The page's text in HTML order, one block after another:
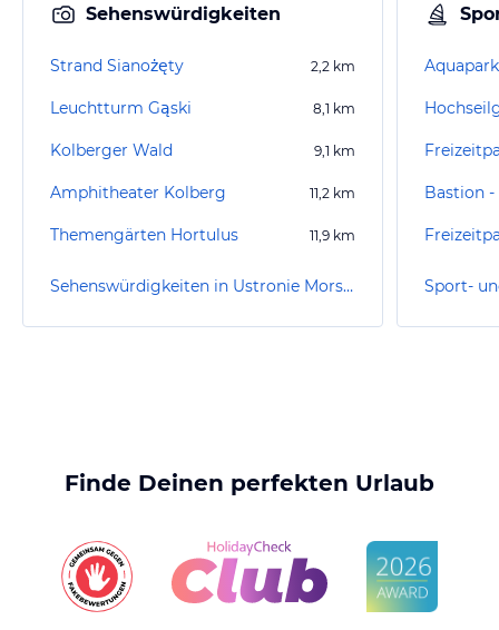
Sehenswürdigkeiten
Strand Sianożęty 2,2 km
Leuchtturm Gąski 8,1 km
Kolberger Wald 9,1 km
Amphitheater Kolberg 11,2 km
Themengärten Hortulus 11,9 km
Sehenswürdigkeiten in Ustronie Morskie/Henkenhagen
Finde Deinen perfekten Urlaub